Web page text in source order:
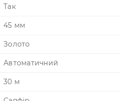
Так
45 мм
Золото
Автоматичний
30 м